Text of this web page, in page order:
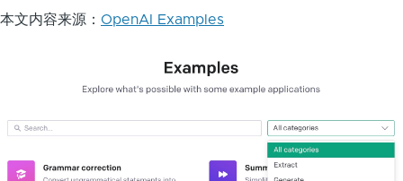
本文内容来源： OpenAI Examples